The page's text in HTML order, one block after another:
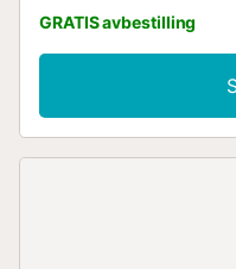
stuen, takvifter på
vaskemaskin og
er tilgjengelig mot en
romslig privat terrasse
sjøutsikt, som ligger ved
GRATIS avbestilling